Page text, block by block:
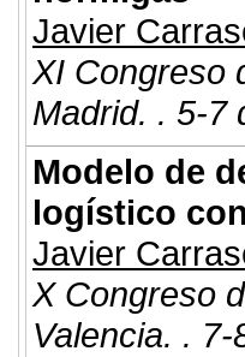
Javier
XI Congreso
Madrid. . 5-7
Modelo de
logístico
Javier
X Congreso
Valencia. .